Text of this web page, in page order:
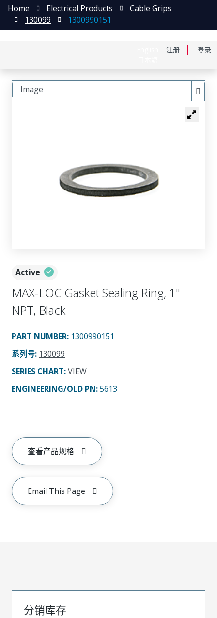
注册 登录
Home Electrical Products
Cable Grips
130099
1300990151
Active
MAX-LOC Gasket Sealing Ring, 1"
NPT, Black
PART NUMBER: 1300990151
系列号: 130099
SERIES CHART:VIEW
ENGINEERING/OLD PN:5613
查看产品规格
Email This Page
Image
分销库存